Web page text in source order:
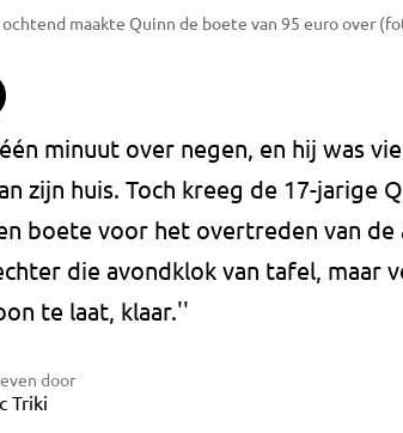
maakte Quinn de boete van 95 euro over
minuut over negen, en hij was
zijn huis. Toch kreeg de 17-jarige
boete voor het overtreden van de
die avondklok van tafel, maar
te laat, klaar.''
door
Triki